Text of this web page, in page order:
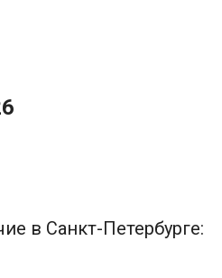
в Санкт-Петербурге: